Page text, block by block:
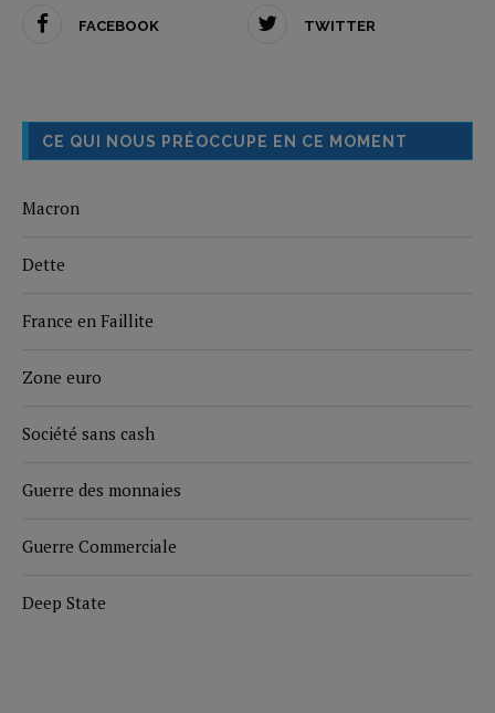
FACEBOOK TWITTER
CE QUI NOUS PRÉOCCUPE EN CE MOMENT
Macron
Dette
France en Faillite
Zone euro
Société sans cash
Guerre des monnaies
Guerre Commerciale
Deep State